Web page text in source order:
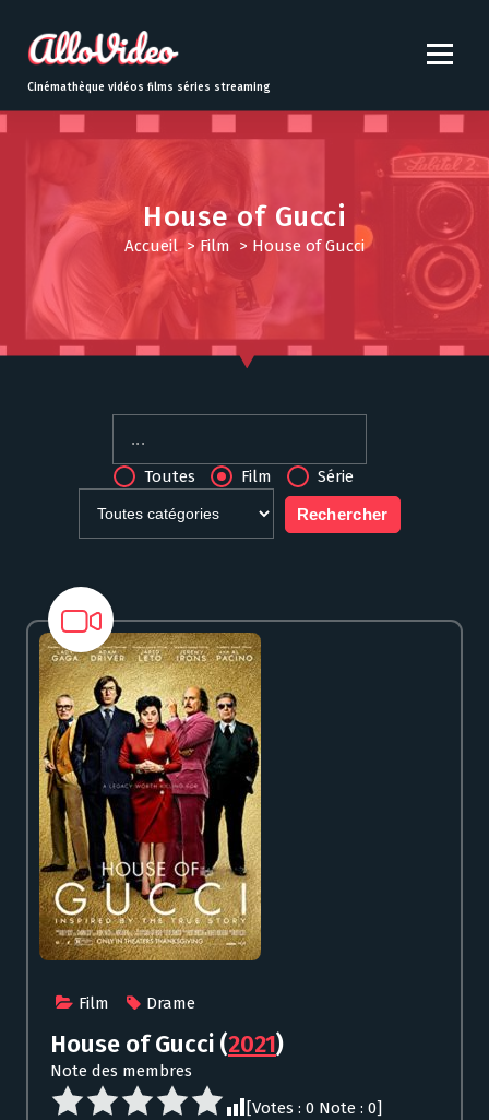
t
o
Cinémathèque vidéos films séries streaming
House of Gucci
Accueil>Film > House of Gucci
Toutes Film Série
Film Drame
House of Gucci (2021)
Note des membres
[Votes : 0 Note : 0]